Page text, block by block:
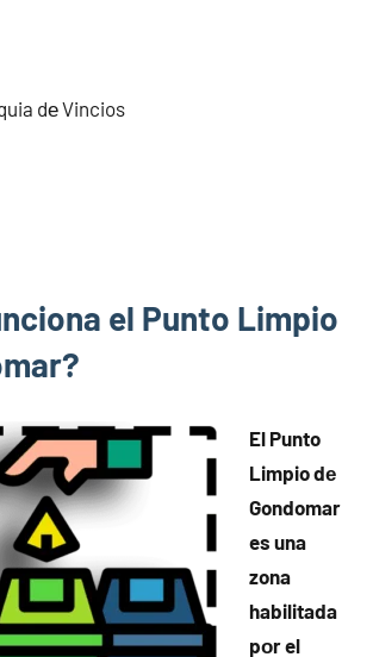
dе Vincios
el Punto Limpio
El Punto
Limpio dе
Gondomar
es una
zona
habilitada
pοr el